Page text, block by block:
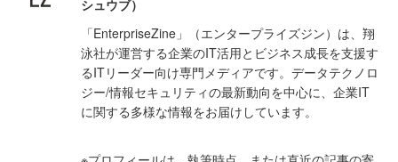
シュウブ）
「EnterpriseZine」（エンタープライズジン）は、翔
泳社が運営する企業のIT活用とビジネス成長を支援す
るITリーダー向け専門メディアです。データテクノロ
ジー/情報セキュリティの最新動向を中心に、企業IT
に関する多様な情報をお届けしています。